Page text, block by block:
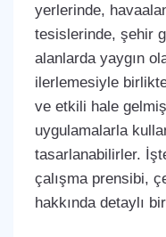
yerlerinde,
tesislerinde, şehir
alanlarda yaygın
ilerlemesiyle
ve etkili hale
uygulamalarla
tasarlanabilirler.
çalışma prensibi,
hakkında detaylı